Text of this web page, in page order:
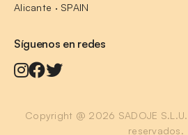
Alicante · SPAIN
Síguenos en redes
Copyright @ 2026 SADOJE
reservados.